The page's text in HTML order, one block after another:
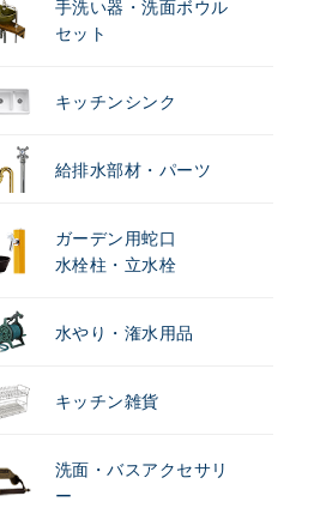
手洗い器・洗面ボウル
セット
キッチンシンク
給排水部材・パーツ
ガーデン用蛇口
水栓柱・立水栓
水やり・潅水用品
キッチン雑貨
洗面・バスアクセサリ
ー